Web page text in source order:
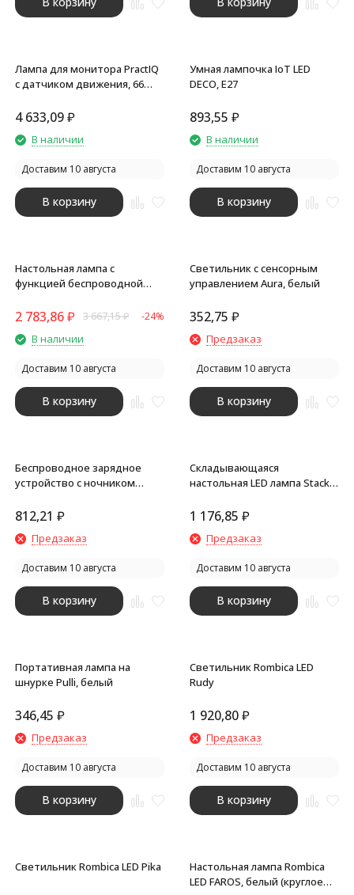
Лампа для монитора PractIQ
с датчиком движения, 66
4 633,09₽
В наличии
Доставим 10 августа
В корзину
Умная лампочка IoT LED
DECO, E27
893,55 ₽
В наличии
Доставим 10 августа
В корзину
Настольная лампа с
функцией беспроводной
2 783,86₽ 3 667,15₽ -24%
В наличии
Доставим 10 августа
В корзину
Светильник с сенсорным
управлением Aura, белый
352,75 ₽
Предзаказ
Доставим 10 августа
В корзину
Беспроводное зарядное
устройство с ночником
812,21 ₽
Предзаказ
Доставим 10 августа
В корзину
Складывающаяся
настольная LED лампа Stack,
1 176,85 ₽
Предзаказ
Доставим 10 августа
В корзину
Портативная лампа на
шнурке Pulli, белый
346,45 ₽
Предзаказ
Доставим 10 августа
В корзину
Светильник Rombica LED
Rudy
1 920,80₽
Предзаказ
Доставим 10 августа
В корзину
Светильник Rombica LED Pika
Настольная лампа Rombica
LED FAROS, белый (круглое